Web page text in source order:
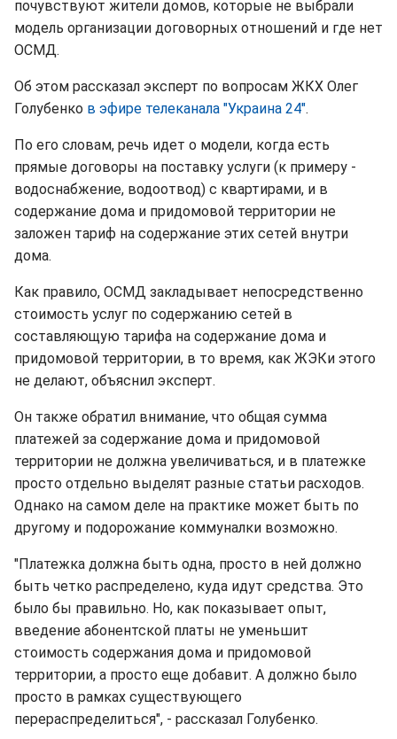
почувствуют жители домов, которые не выбрали
модель организации договорных отношений и где нет
ОСМД.
Об этом рассказал эксперт по вопросам ЖКХ Олег
Голубенко в эфире телеканала "Украина 24".
По его словам, речь идет о модели, когда есть
прямые договоры на поставку услуги (к примеру -
водоснабжение, водоотвод) с квартирами, и в
содержание дома и придомовой территории не
заложен тариф на содержание этих сетей внутри
дома.
Как правило, ОСМД закладывает непосредственно
стоимость услуг по содержанию сетей в
составляющую тарифа на содержание дома и
придомовой территории, в то время, как ЖЭКи этого
не делают, объяснил эксперт.
Он также обратил внимание, что общая сумма
платежей за содержание дома и придомовой
территории не должна увеличиваться, и в платежке
просто отдельно выделят разные статьи расходов.
Однако на самом деле на практике может быть по
другому и подорожание коммуналки возможно.
"Платежка должна быть одна, просто в ней должно
быть четко распределено, куда идут средства. Это
было бы правильно. Но, как показывает опыт,
введение абонентской платы не уменьшит
стоимость содержания дома и придомовой
территории, а просто еще добавит. А должно было
просто в рамках существующего
перераспределиться", - рассказал Голубенко.